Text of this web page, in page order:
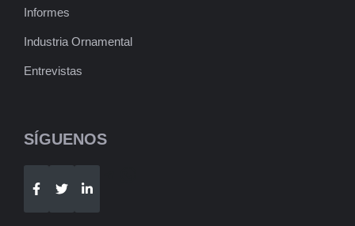
Informes
Industria Ornamental
Entrevistas
SÍGUENOS
Telegram